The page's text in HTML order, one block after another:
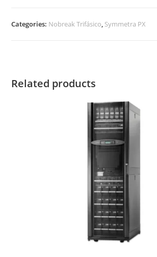
Categories: Nobreak Trifásico, Symmetra PX
Related products